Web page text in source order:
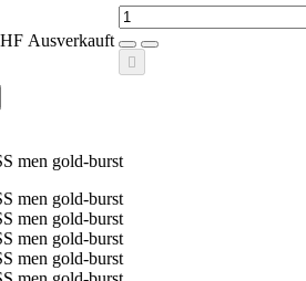
Ausverkauft
